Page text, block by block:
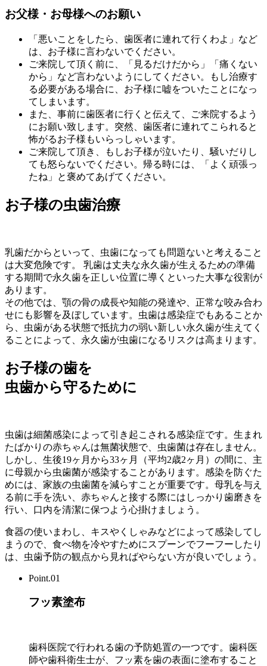
お父様・お母様へのお願い
「悪いことをしたら、歯医者に連れて行くわよ」など
は、お子様に言わないでください。
ご来院して頂く前に、「見るだけだから」「痛くない
から」など言わないようにしてください。もし治療す
る必要がある場合に、お子様に嘘をついたことになっ
てしまいます。
また、事前に歯医者に行くと伝えて、ご来院するよう
にお願い致します。突然、歯医者に連れてこられると
怖がるお子様もいらっしゃいます。
ご来院して頂き、もしお子様が泣いたり、騒いだりし
ても怒らないでください。帰る時には、「よく頑張っ
たね」と褒めてあげてください。
お子様の虫歯治療
乳歯だからといって、虫歯になっても問題ないと考えること
は大変危険です。 乳歯は丈夫な永久歯が生えるための準備
する期間で永久歯を正しい位置に導くといった大事な役割が
あります。
その他では、顎の骨の成長や知能の発達や、正常な咬み合わ
せにも影響を及ぼしています。虫歯は感染症でもあることか
ら、虫歯がある状態で抵抗力の弱い新しい永久歯が生えてく
ることによって、永久歯が虫歯になるリスクは高まります。
お子様の歯を
虫歯から守るために
虫歯は細菌感染によって引き起こされる感染症です。生まれ
たばかりの赤ちゃんは無菌状態で、虫歯菌は存在しません。
しかし、生後19ヶ月から33ヶ月（平均2歳2ヶ月）の間に、主
に母親から虫歯菌が感染することがあります。感染を防ぐた
めには、家族の虫歯菌を減らすことが重要です。母乳を与え
る前に手を洗い、赤ちゃんと接する際にはしっかり歯磨きを
行い、口内を清潔に保つよう心掛けましょう。
食器の使いまわし、キスやくしゃみなどによって感染してし
まうので、食べ物を冷やすためにスプーンでフーフーしたり
は、虫歯予防の観点から見ればやらない方が良いでしょう。
Point.01
フッ素塗布
歯科医院で行われる歯の予防処置の一つです。歯科医
師や歯科衛生士が、フッ素を歯の表面に塗布すること